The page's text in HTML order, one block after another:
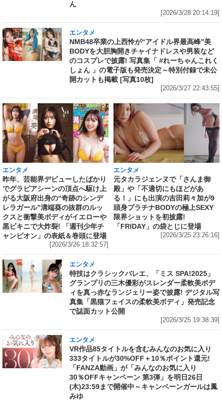
ん
[2026/3/28 20:14:19]
エンタメ
NMB48卒業の上西怜が“アイドル界最高峰”美
BODYを大胆胸開きチャイナドレスや男装など
のコスプレで披露! 写真集「 #れーちゃんこれく
しょん 」の電子版も発売決定～特別付録で未公
開カットも掲載 [写真10枚]
[2026/3/27 22:43:55]
エンタメ
昨年、芸能界デビューしたばかり
でグラビアシーンの頂点へ駆け上
がる大阪府出身の“奇跡のシンデ
レラガール”溝端葵の抜群のルッ
クスと衝撃美ボディがイエローや
黒ビキニで大炸裂! 「週刊少年チ
ャンピオン」の表紙＆巻頭に登場
[2026/3/26 18:32:57]
エンタメ
元タカラジェンヌで「さんま御
殿」や「不適切にもほどがあ
る！」にも出演の吉田莉々加が9
頭身プラチナBODYの極上SEXY
限界ショットを初披露!
「FRIDAY」の袋とじに登場
[2026/3/25 23:26:16]
エンタメ
特技はクラシックバレエ、「ミス SPA!2025」
グランプリの三木優彩がスレンダー柔軟美ボデ
ィを真っ赤なランジェリー姿で披露! デジタル写
真集「黒猫フェイスの柔軟美ボディ」発売記念
で誌面カット公開
[2026/3/25 19:38:39]
エンタメ
VR作品85タイトルを含むみんなのお気に入り
333タイトルが30%OFF＋10％ポイント還元!
「FANZA動画」が「みんなのお気に入り
30％OFFキャンペーン 第3弾」を明日26日
(木)23:59まで開催中～キャンペーンガールは鳳
みゆ